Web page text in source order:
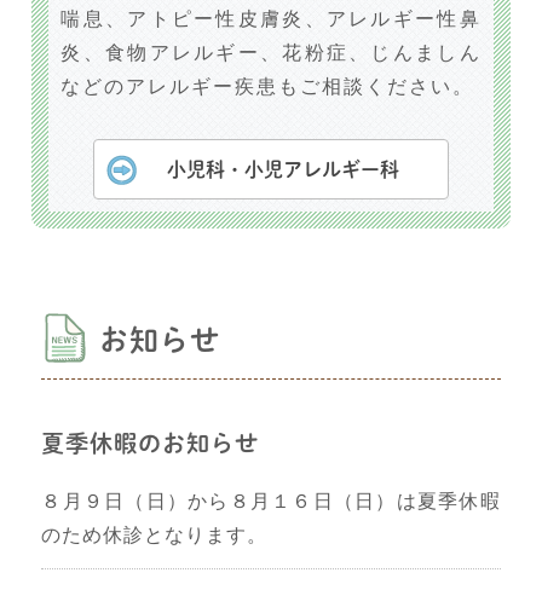
喘息、アトピー性皮膚炎、アレルギー性鼻
炎、食物アレルギー、花粉症、じんましん
などのアレルギー疾患もご相談ください。
小児科・小児アレルギー科
お知らせ
夏季休暇のお知らせ
８月９日（日）から８月１６日（日）は夏季休暇
のため休診となります。